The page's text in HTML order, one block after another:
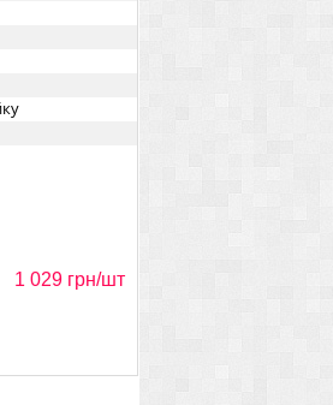
1 029 грн/шт